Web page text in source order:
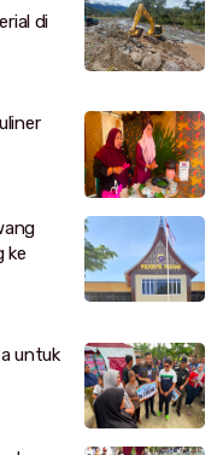
di
ke
untuk